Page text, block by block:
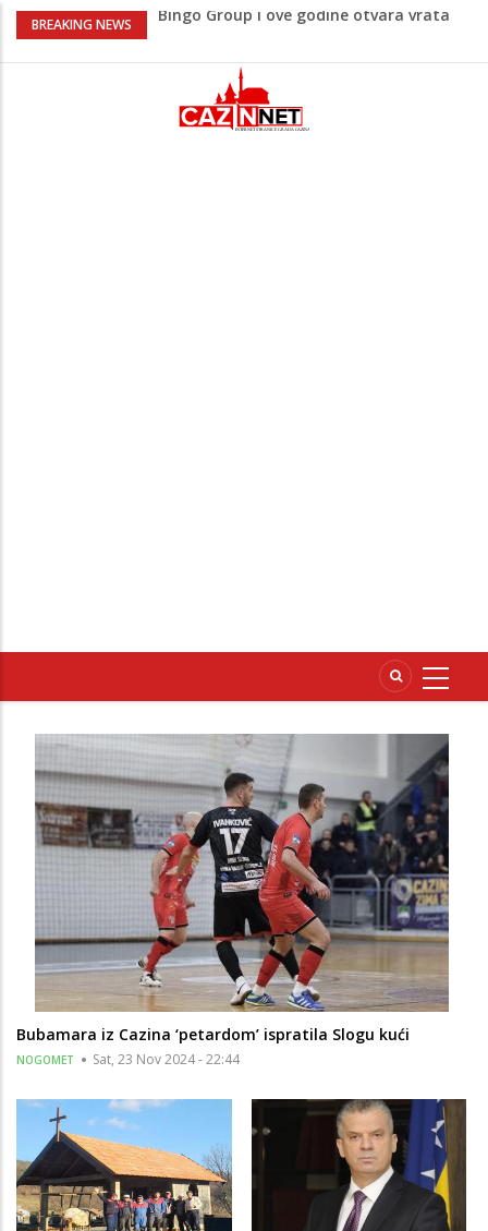
BREAKING NEWS
Bingo Group i ove godine otvara vrata
Sarajevo ipak u Mostaru igra
Čeferin odredio ko dijeli pravdu u 1 kolu
Premijer lige BiH
Lepa Brena pala na koncertu u Budvi
Bubamara iz Cazina ‘petardom’ ispratila Slogu kući
NOGOMET Sat, 23 Nov 2024 - 22:44